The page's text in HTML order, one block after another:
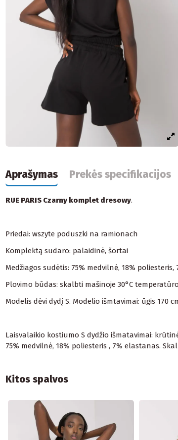
Aprašymas Prekės specifikacijos
RUE PARIS Czarny komplet dresowy.
Priedai: wszyte poduszki na ramionach
Komplektą sudaro: palaidinė, šortai
Medžiagos sudėtis: 75% medvilnė, 18%
Plovimo būdas: skalbti mašinoje 30°C
Modelis dėvi dydį S. Modelio išmtavimai: ūgis 170
Laisvalaikio kostiumo S dydžio išmatavimai:
75% medvilnė, 18% poliesteris , 7% elastanas.
Kitos spalvos